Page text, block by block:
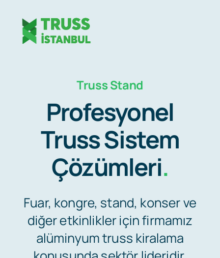
content
Truss Stand
SSS
Pratik Bilgiler
Kariyer
Truss Stand
Profesyonel
Truss Sistem
Çözümleri.
Fuar, kongre, stand, konser ve
diğer etkinlikler için firmamız
alüminyum truss kiralama